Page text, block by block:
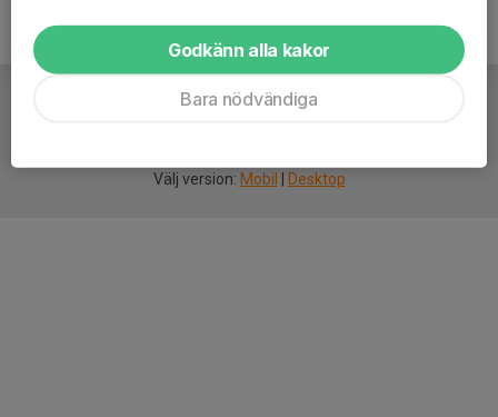
Välj version: Mobil Desktop
Godkänn alla kakor
Bara nödvändiga